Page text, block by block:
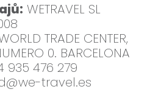
WETRAVEL SL
TRADE CENTER,
0. BARCELONA
935 476 279
travel.es